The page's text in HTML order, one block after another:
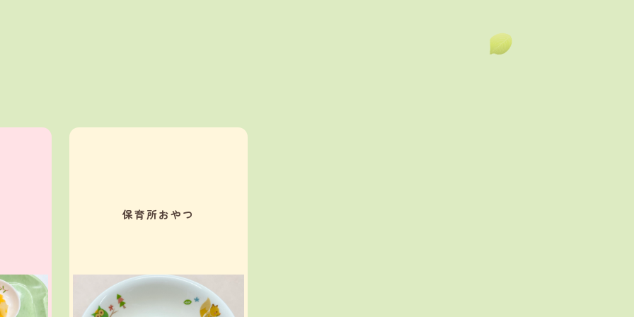
保育所おやつ